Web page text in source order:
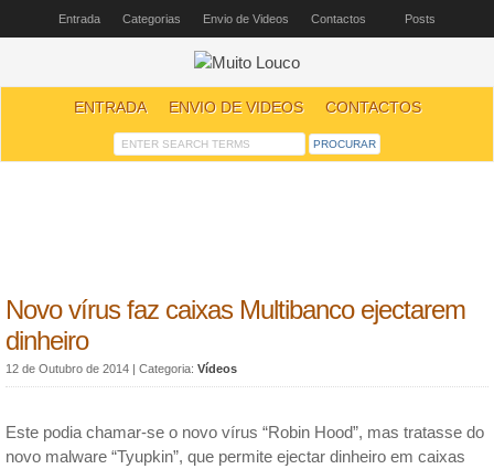
Entrada Categorias Envio de Videos Contactos Posts
ENTRADA ENVIO DE VIDEOS CONTACTOS
Novo vírus faz caixas Multibanco ejectarem
dinheiro
12 de Outubro de 2014 | Categoria: Vídeos
Este podia chamar-se o novo vírus “Robin Hood”, mas tratasse do
novo malware “Tyupkin”, que permite ejectar dinheiro em caixas